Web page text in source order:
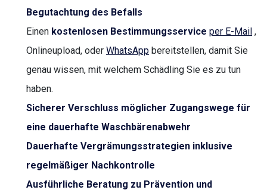
Begutachtung des Befalls
Einen kostenlosen Bestimmungsservice per E-Mail ,
Onlineupload, oder WhatsApp bereitstellen, damit Sie
genau wissen, mit welchem Schädling Sie es zu tun
haben.
Sicherer Verschluss möglicher Zugangswege für
eine dauerhafte Waschbärenabwehr
Dauerhafte Vergrämungsstrategien inklusive
regelmäßiger Nachkontrolle
Ausführliche Beratung zu Prävention und